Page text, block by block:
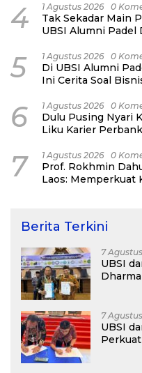
4 1 Agustus 2026 0
Tak Sekadar Main
UBSI Alumni Padel
5 1 Agustus 2026 0
Di UBSI Alumni
Ini Cerita Soal
6 1 Agustus 2026 0
Dulu Pusing Nyari
Liku Karier
7 1 Agustus 2026 0
Prof. Rokhmin Dahuri Hadiri Pertemuan
Laos: Memperkuat
Berita Terkini
7
UBSI
7
UBSI